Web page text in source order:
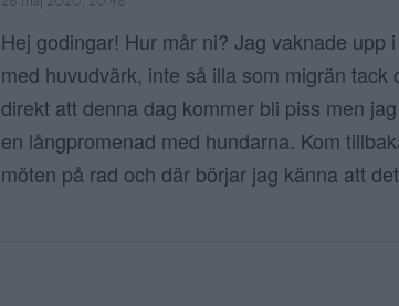
Hej godingar! Hur mår ni? Jag vaknade upp
med huvudvärk, inte så illa som migrän tack
direkt att denna dag kommer bli piss men
en långpromenad med hundarna. Kom
möten på rad och där börjar jag känna att